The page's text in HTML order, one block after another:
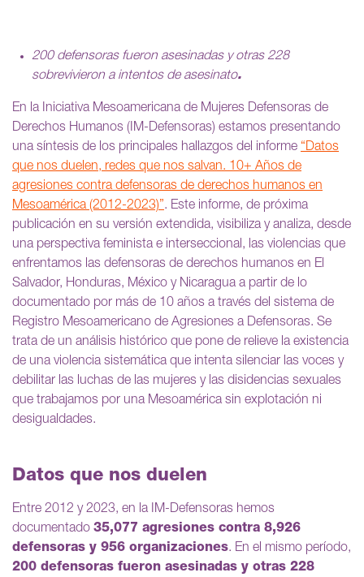
200 defensoras fueron asesinadas y otras 228
sobrevivieron a intentos de asesinato.
En la Iniciativa Mesoamericana de Mujeres Defensoras de
Derechos Humanos (IM-Defensoras) estamos presentando
una síntesis de los principales hallazgos del informe “Datos
que nos duelen, redes que nos salvan. 10+ Años de
agresiones contra defensoras de derechos humanos en
Mesoamérica (2012-2023)”. Este informe, de próxima
publicación en su versión extendida, visibiliza y analiza, desde
una perspectiva feminista e interseccional, las violencias que
enfrentamos las defensoras de derechos humanos en El
Salvador, Honduras, México y Nicaragua a partir de lo
documentado por más de 10 años a través del sistema de
Registro Mesoamericano de Agresiones a Defensoras. Se
trata de un análisis histórico que pone de relieve la existencia
de una violencia sistemática que intenta silenciar las voces y
debilitar las luchas de las mujeres y las disidencias sexuales
que trabajamos por una Mesoamérica sin explotación ni
desigualdades.
Datos que nos duelen
Entre 2012 y 2023, en la IM-Defensoras hemos
documentado 35,077 agresiones contra 8,926
defensoras y 956 organizaciones. En el mismo período,
200 defensoras fueron asesinadas y otras 228